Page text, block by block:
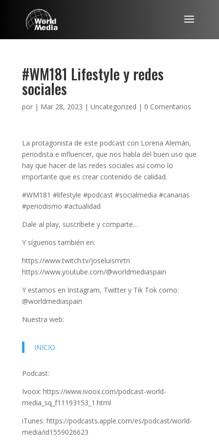
#WM181 Lifestyle y redes
sociales
por | Mar 28, 2023 | Uncategorized | 0 Comentarios
La protagonista de este podcast con Lorena Alemán,
periodista e influencer, que nos habla del buen uso que
hay que hacer de las redes sociales así como lo
importante que es crear contenido de calidad.
#WM181 #lifestyle #podcast #socialmedia #canarias
#periodismo #actualidad
Dale al play, suscríbete y comparte…
Y síguenos también en:
https://www.twitch.tv/joseluismrtn
https://www.youtube.com/@worldmediaspain
Y estamos en Instagram, Twitter y Tik Tok como:
@worldmediaspain
Nuestra web:
INICIO
Podcast:
Ivoox: https://www.ivoox.com/podcast-world-
media_sq_f11193153_1.html
iTunes: https://podcasts.apple.com/es/podcast/world-
media/id1559026623